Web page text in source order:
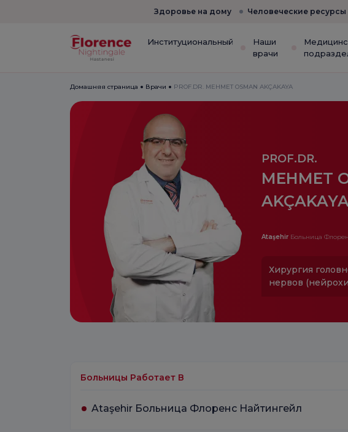
Здоровье на дому Человеческие ресурсы
Институциональный
Наши
врачи
Домашняя страница Врачи PROF.DR. MEHMET OSMAN AKÇAKAYA
PROF.DR.
MEHMET
AtaşehirБольница
Хирургия
нервов
Больницы Работает В
Ataşehir Больница Флоренс Найтингейл